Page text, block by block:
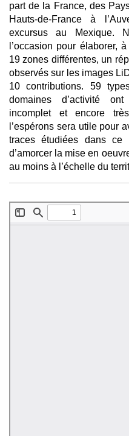
part de la France, des
Hauts-de-France à
excursus au Mexique.
l’occasion pour élaborer,
19 zones différentes, un
observés sur les images
10 contributions. 59
domaines d’activité
incomplet et encore
l’espérons sera utile pour
traces étudiées dans ce
d’amorcer la mise en
au moins à l’échelle du